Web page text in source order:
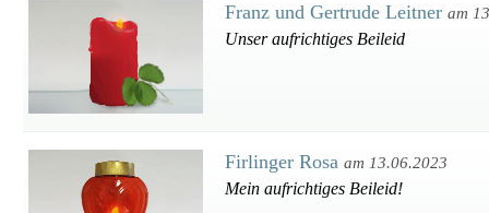
Franz und Gertrude Leitner am
Unser aufrichtiges Beileid
Firlinger Rosa am 13.06.2023
Mein aufrichtiges Beileid!